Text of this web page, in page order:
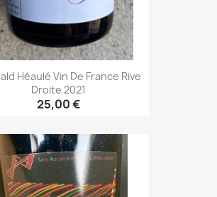
Héaulé Vin De France Rive
Droite 2021
25,00 €